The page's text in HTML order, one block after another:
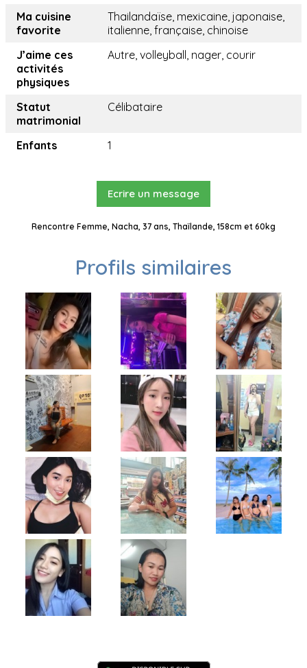
Ma cuisine
favorite
Thailandaïse, mexicaine, japonaise,
italienne, française, chinoise
J’aime ces
activités
physiques
Autre, volleyball, nager, courir
Statut
matrimonial
Célibataire
Enfants 1
Ecrire un message
Rencontre Femme, Nacha, 37 ans, Thaïlande, 158cm et 60kg
Profils similaires